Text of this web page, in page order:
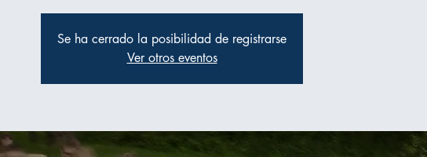
Se ha cerrado la posibilidad de registrarse
Ver otros eventos